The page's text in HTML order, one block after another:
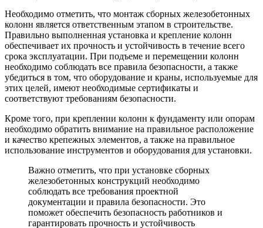
Необходимо отметить, что монтаж сборных железобетонных
колонн является ответственным этапом в строительстве.
Правильно выполненная установка и крепление колонн
обеспечивает их прочность и устойчивость в течение всего
срока эксплуатации. При подъеме и перемещении колонн
необходимо соблюдать все правила безопасности, а также
убедиться в том, что оборудование и краны, используемые для
этих целей, имеют необходимые сертификаты и
соответствуют требованиям безопасности.
Кроме того, при креплении колонн к фундаменту или опорам
необходимо обратить внимание на правильное расположение
и качество крепежных элементов, а также на правильное
использование инструментов и оборудования для установки.
Важно отметить, что при установке сборных
железобетонных конструкций необходимо
соблюдать все требования проектной
документации и правила безопасности. Это
поможет обеспечить безопасность работников и
гарантировать прочность и устойчивость